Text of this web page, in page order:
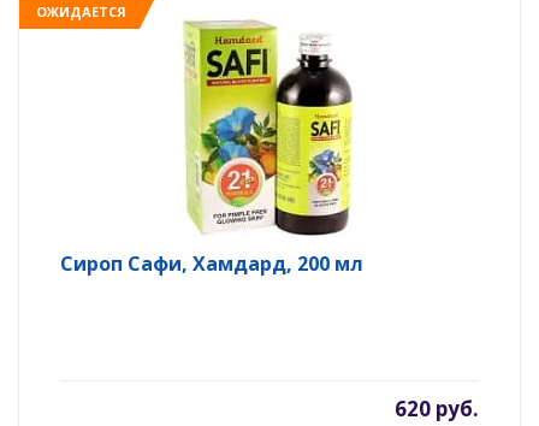
ОЖИДАЕТСЯ
Сироп Сафи, Хамдард, 200 мл
620 руб.